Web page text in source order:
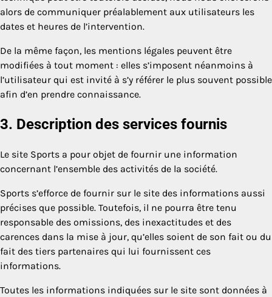
alors de communiquer préalablement aux utilisateurs les
dates et heures de l’intervention.
De la même façon, les mentions légales peuvent être
modifiées à tout moment : elles s’imposent néanmoins à
l’utilisateur qui est invité à s’y référer le plus souvent possible
afin d’en prendre connaissance.
3. Description des services fournis
Le site Sports a pour objet de fournir une information
concernant l’ensemble des activités de la société.
Sports s’efforce de fournir sur le site des informations aussi
précises que possible. Toutefois, il ne pourra être tenu
responsable des omissions, des inexactitudes et des
carences dans la mise à jour, qu’elles soient de son fait ou du
fait des tiers partenaires qui lui fournissent ces
informations.
Toutes les informations indiquées sur le site sont données à